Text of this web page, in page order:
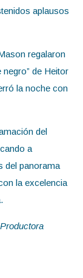
aplausos
regalaron
de Heitor
la noche con
del
a
del panorama
la excelencia